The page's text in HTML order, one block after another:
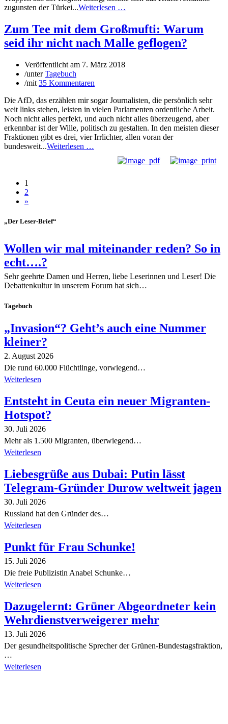
zugunsten der Türkei...Weiterlesen …
Zum Tee mit dem Großmufti: Warum
seid ihr nicht nach Malle geflogen?
Veröffentlicht am 7. März 2018
/unterTagebuch
/mit 35 Kommentaren
Die AfD, das erzählen mir sogar Journalisten, die persönlich sehr
weit links stehen, leisten in vielen Parlamenten ordentliche Arbeit.
Noch nicht alles perfekt, und auch nicht alles überzeugend, aber
erkennbar ist der Wille, politisch zu gestalten. In den meisten dieser
Fraktionen gibt es drei, vier Irrlichter, allen voran der
bundesweit...Weiterlesen …
1
2
»
„Der Leser-Brief“
Wollen wir mal miteinander reden? So in
echt….?
Sehr geehrte Damen und Herren, liebe Leserinnen und Leser! Die
Debattenkultur in unserem Forum hat sich…
Tagebuch
„Invasion“? Geht’s auch eine Nummer
kleiner?
2. August 2026
Die rund 60.000 Flüchtlinge, vorwiegend…
Weiterlesen
Entsteht in Ceuta ein neuer Migranten-
Hotspot?
30. Juli 2026
Mehr als 1.500 Migranten, überwiegend…
Weiterlesen
Liebesgrüße aus Dubai: Putin lässt
Telegram-Gründer Durow weltweit jagen
30. Juli 2026
Russland hat den Gründer des…
Weiterlesen
Punkt für Frau Schunke!
15. Juli 2026
Die freie Publizistin Anabel Schunke…
Weiterlesen
Dazugelernt: Grüner Abgeordneter kein
Wehrdienstverweigerer mehr
13. Juli 2026
Der gesundheitspolitische Sprecher der Grünen-Bundestagsfraktion,
…
Weiterlesen